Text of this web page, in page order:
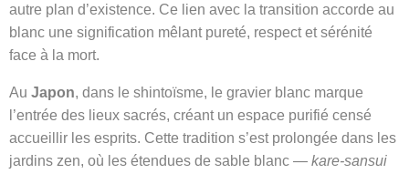
autre plan d’existence. Ce lien avec la transition accorde au
blanc une signification mêlant pureté, respect et sérénité
face à la mort.
Au Japon, dans le shintoïsme, le gravier blanc marque
l’entrée des lieux sacrés, créant un espace purifié censé
accueillir les esprits. Cette tradition s’est prolongée dans les
jardins zen, où les étendues de sable blanc — kare-sansui